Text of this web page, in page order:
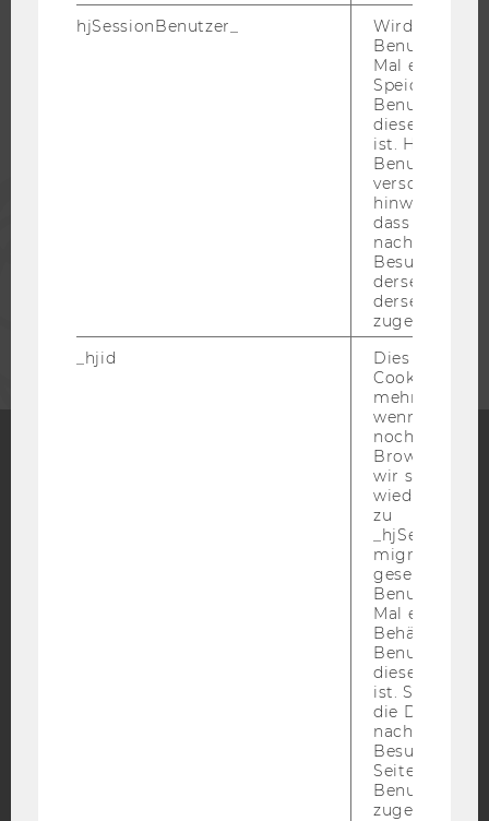
Blog
Bluesky
BARRIEREFREIHEITSERKLÄRUNG WEBSEITE
DATENSCHUTZERKLÄRUNG SOCIAL MEDIA
hjSessionBenutzer_
Wird gesetzt,
Benutzer
Mal eine
Speichert die
Benutzer-ID,
diese Seite
ist. Hotjar
Benutzer
verschiedene
hinweg.Stellt
dass Daten
Besuchen auf
derselben
derselben
zugeordnet
_hjid
Dies ist ein
Cookie, das
mehr setzen,
wenn ein
noch in
Browser hat,
wir seinen
zu
migrieren.
gesetzt,
Benutzer
Mal eine
Behält die
Benutzer-ID
diese Seite
ist. Stellt
die Daten von
Besuchen
Seite
Benutzer-ID
zugeordnet